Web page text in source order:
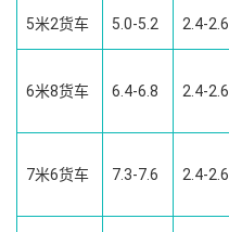
5米2货车 5.0-5.2 2.4-2.6
6米8货车 6.4-6.8 2.4-2.6
7米6货车 7.3-7.6 2.4-2.6